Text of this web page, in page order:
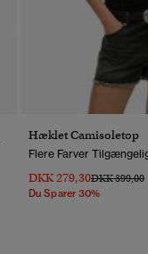
Hæklet Camisoletop
Flere Farver
DKK 279,30Pris Nedsat
DKK 399,00
Du Sparer 30%